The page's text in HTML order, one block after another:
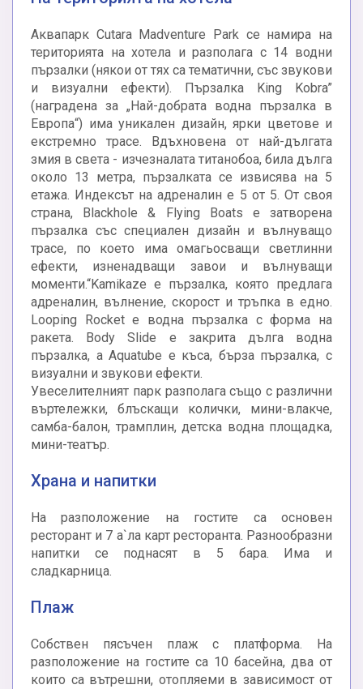
Аквапарк Cutara Madventure Park се намира на
територията на хотела и разполага с 14 водни
пързалки (някои от тях са тематични, със звукови
и визуални ефекти). Пързалка King Kobra”
(наградена за „Най-добрата водна пързалка в
Европа“) има уникален дизайн, ярки цветове и
екстремно трасе. Вдъхновена от най-дългата
змия в света - изчезналата титанобоа, била дълга
около 13 метра, пързалката се извисява на 5
етажа. Индексът на адреналин е 5 от 5. От своя
страна, Blackhole & Flying Boats е затворена
пързалка със специален дизайн и вълнуващо
трасе, по което има омагьосващи светлинни
ефекти, изненадващи завои и вълнуващи
моменти.“Kamikaze е пързалка, която предлага
адреналин, вълнение, скорост и тръпка в едно.
Looping Rocket е водна пързалка с форма на
ракета. Body Slide е закрита дълга водна
пързалка, а Aquatubе е къса, бърза пързалка, с
визуални и звукови ефекти.
Увеселителният парк разполага също с различни
въртележки, блъскащи колички, мини-влакче,
самба-балон, трамплин, детска водна площадка,
мини-театър.
Храна и напитки
На разположение на гостите са основен
ресторант и 7 а`ла карт ресторанта. Разнообразни
напитки се поднасят в 5 бара. Има и
сладкарница.
Плаж
Собствен пясъчен плаж с платформа. На
разположение на гостите са 10 басейна, два от
които са вътрешни, отoпляеми в зависимост от